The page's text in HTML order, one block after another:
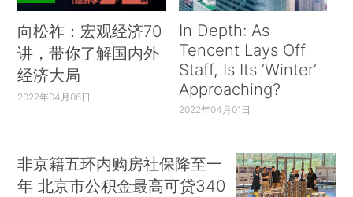
向松祚：宏观经济70
讲，带你了解国内外
经济大局
2022年04月06日
In Depth: As
Tencent Lays Off
Staff, Is Its ‘Winter’
Approaching?
2022年04月01日
非京籍五环内购房社保降至一
年 北京市公积金最高可贷340